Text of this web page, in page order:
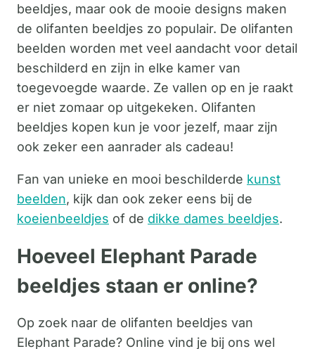
beeldjes, maar ook de mooie designs maken
de olifanten beeldjes zo populair. De olifanten
beelden worden met veel aandacht voor detail
beschilderd en zijn in elke kamer van
toegevoegde waarde. Ze vallen op en je raakt
er niet zomaar op uitgekeken. Olifanten
beeldjes kopen kun je voor jezelf, maar zijn
ook zeker een aanrader als cadeau!
Fan van unieke en mooi beschilderde kunst
beelden, kijk dan ook zeker eens bij de
koeienbeeldjes of de dikke dames beeldjes.
Hoeveel Elephant Parade
beeldjes staan er online?
Op zoek naar de olifanten beeldjes van
Elephant Parade? Online vind je bij ons wel